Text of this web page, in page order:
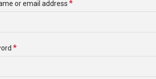
or email address *
*